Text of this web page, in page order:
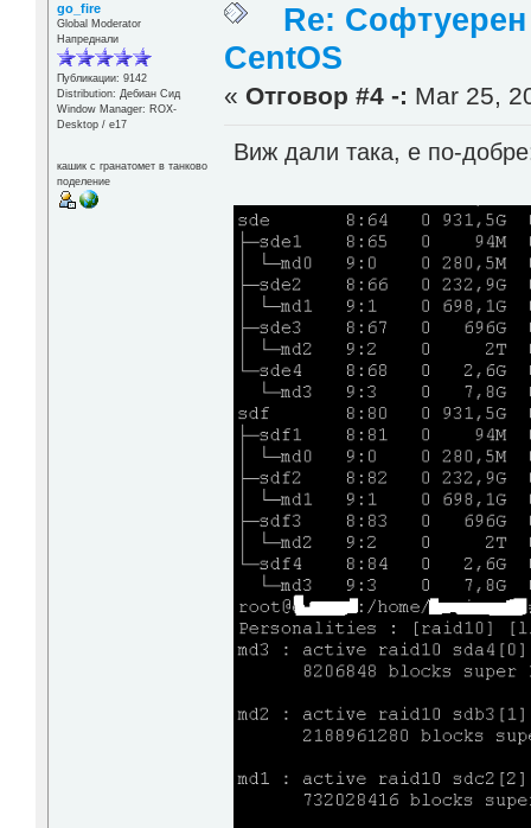
go_fire
Global Moderator
Напреднали
Публикации: 9142
Distribution: Дебиан Сид
Window Manager: ROX-
Desktop / е17
кашик с гранатомет в танково
поделение
Re:
CentOS
« Отговор #4 -: Mar 25,
Виж дали така, е по-